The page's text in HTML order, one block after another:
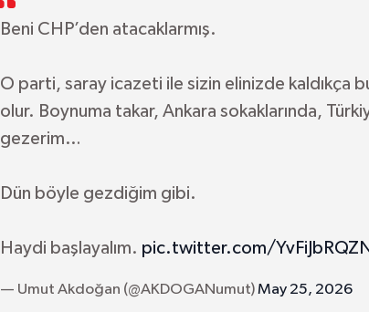
Beni CHP’den atacaklarmış.
O parti, saray icazeti ile sizin elinizde kaldıkça
olur. Boynuma takar, Ankara sokaklarında,
gezerim…
Dün böyle gezdiğim gibi.
Haydi başlayalım. pic.twitter.com/YvFiJbRQZN
— Umut Akdoğan (@AKDOGANumut)May 25, 2026